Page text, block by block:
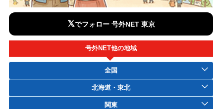
𝕏でフォロー 号外NET 東京
号外NET他の地域
全国
北海道・東北
関東